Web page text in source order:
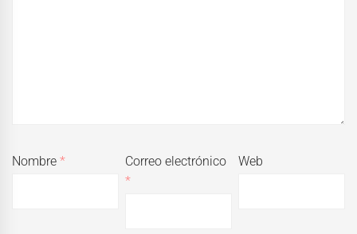
Nombre*
Correo electrónico
*
Web